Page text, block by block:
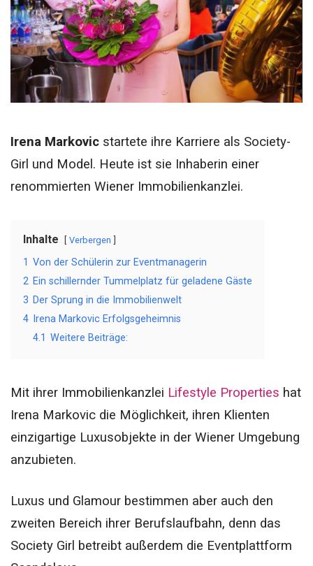
Irena Markovic startete ihre Karriere als Society-
Girl und Model. Heute ist sie Inhaberin einer
renommierten Wiener Immobilienkanzlei.
Inhalte Verbergen
1 Von der Schülerin zur Eventmanagerin
2 Ein schillernder Tummelplatz für geladene Gäste
3 Der Sprung in die Immobilienwelt
4 Irena Markovic Erfolgsgeheimnis
4.1 Weitere Beiträge:
Mit ihrer Immobilienkanzlei Lifestyle Properties hat
Irena Markovic die Möglichkeit, ihren Klienten
einzigartige Luxusobjekte in der Wiener Umgebung
anzubieten.
Luxus und Glamour bestimmen aber auch den
zweiten Bereich ihrer Berufslaufbahn, denn das
Society Girl betreibt außerdem die Eventplattform